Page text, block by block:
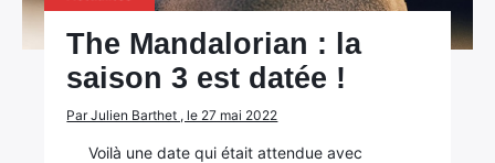
The Mandalorian : la
saison 3 est datée !
Par Julien Barthet , le 27 mai 2022
Voilà une date qui était attendue avec